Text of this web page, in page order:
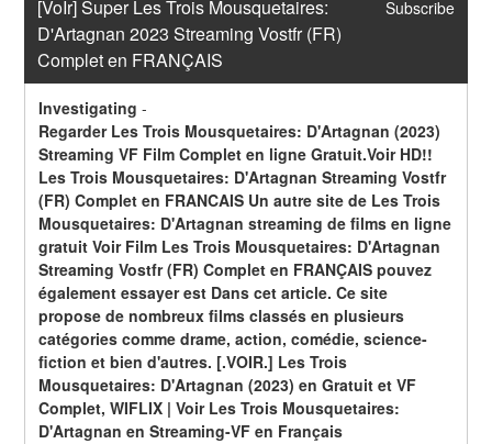
[VoIr] Super Les Trois Mousquetaires:
D'Artagnan 2023 Streaming Vostfr (FR)
Complet en FRANÇAIS
Subscribe
Investigating -
Regarder Les Trois Mousquetaires: D'Artagnan (2023)
Streaming VF Film Complet en ligne Gratuit.Voir HD!!
Les Trois Mousquetaires: D'Artagnan Streaming Vostfr
(FR) Complet en FRANCAIS Un autre site de Les Trois
Mousquetaires: D'Artagnan streaming de films en ligne
gratuit Voir Film Les Trois Mousquetaires: D'Artagnan
Streaming Vostfr (FR) Complet en FRANÇAIS pouvez
également essayer est Dans cet article. Ce site
propose de nombreux films classés en plusieurs
catégories comme drame, action, comédie, science-
fiction et bien d'autres. [.VOIR.] Les Trois
Mousquetaires: D'Artagnan (2023) en Gratuit et VF
Complet, WIFLIX | Voir Les Trois Mousquetaires:
D'Artagnan en Streaming-VF en Français